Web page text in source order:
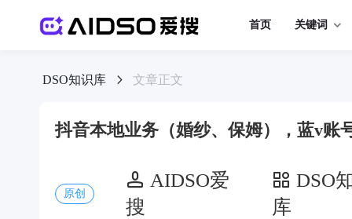
首页 关键词
DSO知识库 文章正文
抖音本地业务（婚纱、保姆），蓝v账
原创
AIDSO爱
搜
DSO
库